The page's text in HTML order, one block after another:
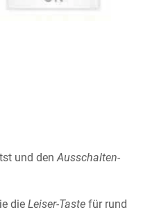
und denAusschalten-
dieLeiser-Taste für rund